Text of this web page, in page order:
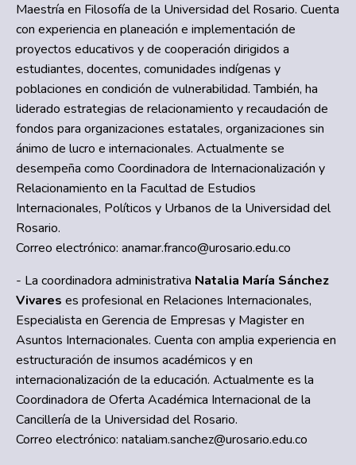
Maestría en Filosofía de la Universidad del Rosario. Cuenta
con experiencia en planeación e implementación de
proyectos educativos y de cooperación dirigidos a
estudiantes, docentes, comunidades indígenas y
poblaciones en condición de vulnerabilidad. También, ha
liderado estrategias de relacionamiento y recaudación de
fondos para organizaciones estatales, organizaciones sin
ánimo de lucro e internacionales. Actualmente se
desempeña como Coordinadora de Internacionalización y
Relacionamiento en la Facultad de Estudios
Internacionales, Políticos y Urbanos de la Universidad del
Rosario.
Correo electrónico: anamar.franco@urosario.edu.co
- La coordinadora administrativa Natalia María Sánchez
Vivares es profesional en Relaciones Internacionales,
Especialista en Gerencia de Empresas y Magister en
Asuntos Internacionales. Cuenta con amplia experiencia en
estructuración de insumos académicos y en
internacionalización de la educación. Actualmente es la
Coordinadora de Oferta Académica Internacional de la
Cancillería de la Universidad del Rosario.
Correo electrónico: nataliam.sanchez@urosario.edu.co